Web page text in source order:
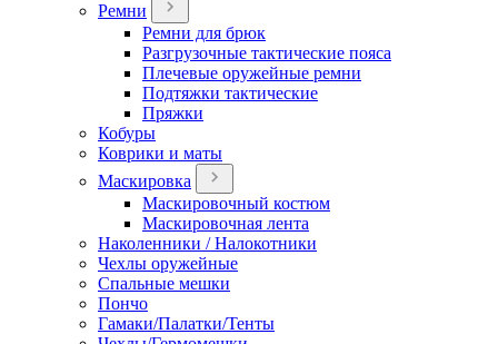
Ремни
Ремни для брюк
Разгрузочные тактические пояса
Плечевые оружейные ремни
Подтяжки тактические
Пряжки
Кобуры
Коврики и маты
Маскировка
Маскировочный костюм
Маскировочная лента
Наколенники / Налокотники
Чехлы оружейные
Спальные мешки
Пончо
Гамаки/Палатки/Тенты